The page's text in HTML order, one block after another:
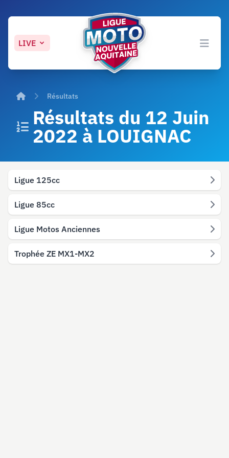
LIVE
Open
AccueilRésultats
Résultats du 12 Juin
2022 à LOUIGNAC
Ligue 125cc
Ligue 85cc
Ligue Motos Anciennes
Trophée ZE MX1-MX2